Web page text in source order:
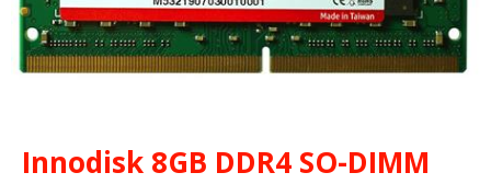
Innodisk 8GB DDR4 SO-DIMM